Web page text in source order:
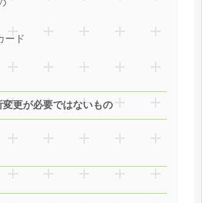
ード
変更が必要ではないもの